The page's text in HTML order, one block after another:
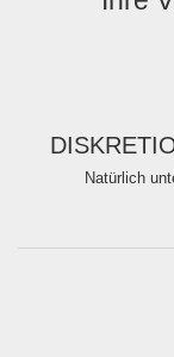
Natürlich